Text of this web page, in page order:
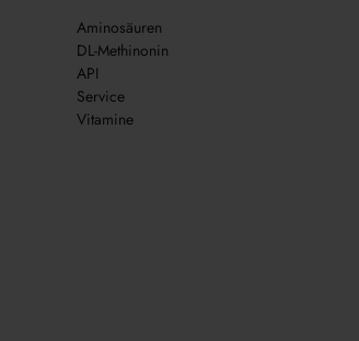
Aminosäuren
DL-Methinonin
API
Service
Vitamine